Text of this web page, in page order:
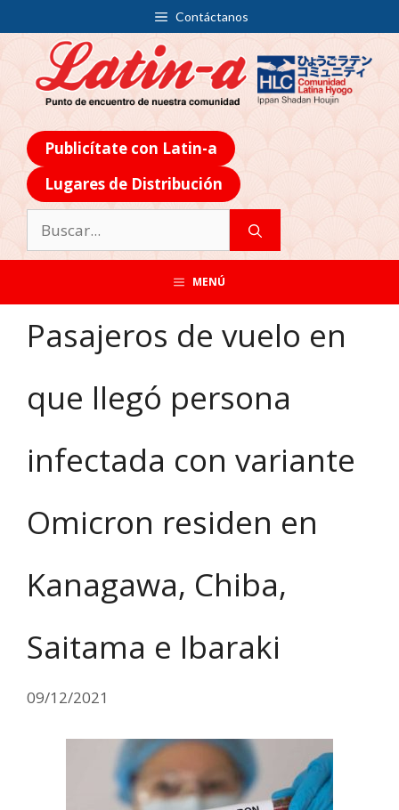
Contáctanos
Publicítate con Latin-a
Lugares de Distribución
MENÚ
Pasajeros de vuelo en
que llegó persona
infectada con variante
Omicron residen en
Kanagawa, Chiba,
Saitama e Ibaraki
09/12/2021